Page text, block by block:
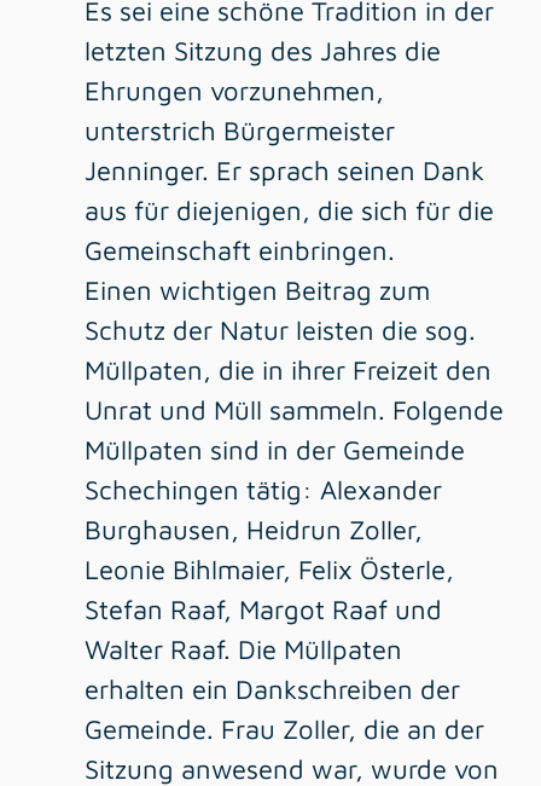
Es sei eine schöne Tradition in der
letzten Sitzung des Jahres die
Ehrungen vorzunehmen,
unterstrich Bürgermeister
Jenninger. Er sprach seinen Dank
aus für diejenigen, die sich für die
Gemeinschaft einbringen.
Einen wichtigen Beitrag zum
Schutz der Natur leisten die sog.
Müllpaten, die in ihrer Freizeit den
Unrat und Müll sammeln. Folgende
Müllpaten sind in der Gemeinde
Schechingen tätig: Alexander
Burghausen, Heidrun Zoller,
Leonie Bihlmaier, Felix Österle,
Stefan Raaf, Margot Raaf und
Walter Raaf. Die Müllpaten
erhalten ein Dankschreiben der
Gemeinde. Frau Zoller, die an der
Sitzung anwesend war, wurde von